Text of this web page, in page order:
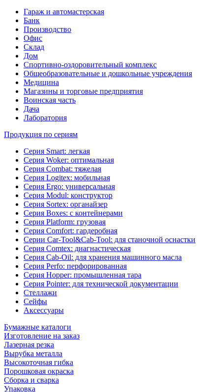
Гараж и автомастерская
Банк
Производство
Офис
Склад
Дом
Спортивно-оздоровительный комплекс
Общеобразовательные и дошкольные учреждения
Медицина
Магазины и торговые предприятия
Воинская часть
Дача
Лаборатория
Продукция по сериям
Серия Smart: легкая
Серия Woker: оптимальная
Серия Combat: тяжелая
Серия Logitex: мобильная
Серия Ergo: универсальная
Серия Modul: конструктор
Серия Sortex: органайзер
Серия Boxes: с контейнерами
Серия Platform: грузовая
Серия Comfort: гардеробная
Серии Car-Tool&Cab-Tool: для станочной оснастки
Серия Comtex: диагнастическая
Серия Cab-Oil: для хранения машинного масла
Серия Perfo: перфорированная
Серия Hopper: промышленная тара
Серия Pointer: для технической документации
Стеллажи
Сейфы
Аксессуары
Бумажные каталоги
Изготовление на заказ
Лазерная резка
Вырубка металла
Высокоточная гибка
Порошковая окраска
Сборка и сварка
Упаковка